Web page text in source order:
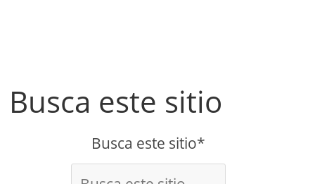
Busca este sitio
Busca este sitio*